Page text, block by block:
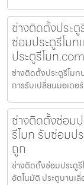
ช่างติดตั้งประตู
ซ่อมประตูรีโมท
ประตูรีโมท.com
ช่างติดตั้งประตูรีโมท
การรับเปลี่ยนมอเตอ
ช่างติดตั้งซ่อม
รีโมท รับซ่อมป
ถูก
ช่างติดตั้งซ่อมประตูรี
อัตโนมัติ ประตูบานเลื่